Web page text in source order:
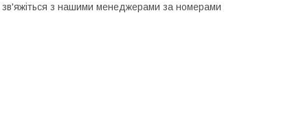
зв'яжіться з нашими менеджерами за номерами